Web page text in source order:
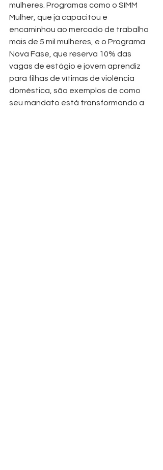
mulheres. Programas como o SIMM
Mulher, que já capacitou e
encaminhou ao mercado de trabalho
mais de 5 mil mulheres, e o Programa
Nova Fase, que reserva 10% das
vagas de estágio e jovem aprendiz
para filhas de vítimas de violência
doméstica, são exemplos de como
seu mandato está transformando a